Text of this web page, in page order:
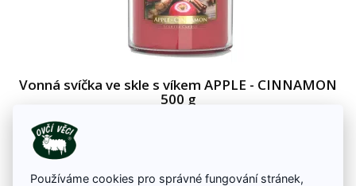
Vonná svíčka ve skle s víkem APPLE - CINNAMON
500 g
Vonná svíčka ve skle s velmi příjemnou vůní jablka a skořice
Na skladě
Používáme cookies pro správné fungování stránek,